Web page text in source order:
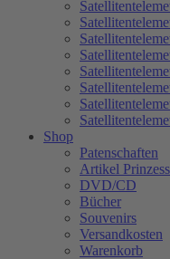
Shop
Patenschaften
Artikel
DVD/CD
Bücher
Souvenirs
Versandkosten
Warenkorb